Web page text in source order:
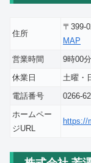
住所
〒399-
MAP
営業時間
9時00
休業日
土曜・
電話番号
0266-
ホームペー
ジURL
https://